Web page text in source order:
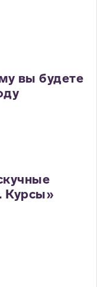
вы будете
Курсы»